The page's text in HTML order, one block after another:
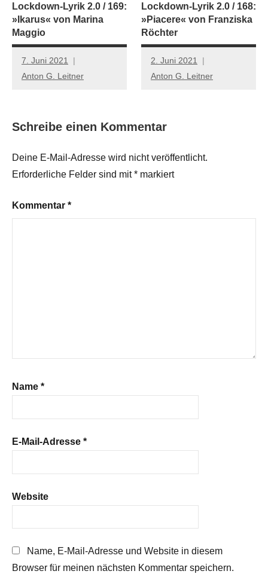
Lockdown-Lyrik 2.0 / 169:
»Ikarus« von Marina
Maggio
7. Juni 2021
Anton G. Leitner
Lockdown-Lyrik 2.0 / 168:
»Piacere« von Franziska
Röchter
2. Juni 2021
Anton G. Leitner
Schreibe einen Kommentar
Deine E-Mail-Adresse wird nicht veröffentlicht.
Erforderliche Felder sind mit* markiert
Kommentar *
Name *
E-Mail-Adresse *
Website
Name, E-Mail-Adresse und Website in diesem
Browser für meinen nächsten Kommentar speichern.